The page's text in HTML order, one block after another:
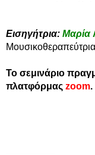
Εισηγήτρια: Μαρία
Το σεμινάριο
πλατφόρμας zoom.